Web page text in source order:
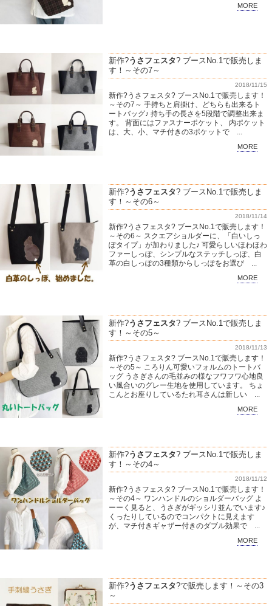
MORE
新作?うさフェスタ? ブースNo.1で販売しま
す！～その7～
2018/11/15
新作?うさフェスタ? ブースNo.1で販売します！
～その7～ 手持ちと肩掛け、どちらも出来るト
ートバッグ♪ 持ち手の長さを5段階で調整出来ま
す。 背面にはファスナーポケット、 内ポケット
は、大、小、マチ付きの3ポケットで ...
MORE
新作?うさフェスタ? ブースNo.1で販売しま
す！～その6～
2018/11/14
新作?うさフェスタ? ブースNo.1で販売します！
～その6～ スクエアショルダーに、「白いしっ
ぽタイプ」が加わりました♪ 可愛らしいほわほわ
ファーしっぽ、シンプルなステッチしっぽ、白
革の白しっぽの3種類からしっぽをお選び ...
MORE
新作?うさフェスタ? ブースNo.1で販売しま
す！～その5～
2018/11/13
新作?うさフェスタ? ブースNo.1で販売します！
～その5～ ころりん可愛いフォルムのトートバ
ッグ うさぎさんの毛並みの様なフワフワ心地良
い風合いのグレー生地を使用しています。 ちょ
こんとお座りしているたれ耳さんは新しい ...
MORE
新作?うさフェスタ? ブースNo.1で販売しま
す！～その4～
2018/11/12
新作?うさフェスタ? ブースNo.1で販売します！
～その4～ ワンハンドルのショルダーバッグ よ
ーーく見ると、うさぎがギッシリ並んでいます♪
くったりしているのでコンパクトに見えます
が、マチ付きギャザー付きのダブル効果で ...
MORE
新作?うさフェスタ?で販売します！～その3
～